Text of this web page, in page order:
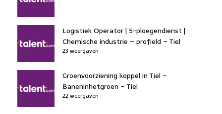
Logistiek Operator | 5-ploegendienst |
Chemische industrie – profield – Tiel
23 weergaven
Groenvoorziening koppel in Tiel –
Baneninhetgroen – Tiel
22 weergaven